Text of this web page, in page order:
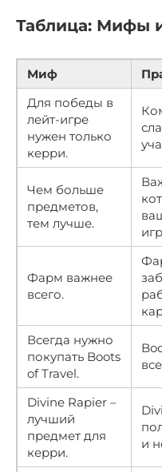
Таблица: Мифы
Миф
Для победы в
лейт-игре
нужен только
керри.
Чем больше
предметов,
тем лучше.
Фарм важнее
всего.
Всегда нужно
покупать Boots
of Travel.
Divine Rapier –
лучший
предмет для
керри.
и